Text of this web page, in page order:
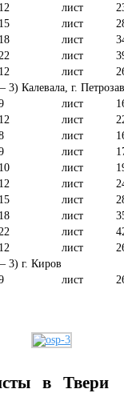
12
лист
15
лист
18
лист
22
лист
12 лист
Калевала, г.
лист
12
лист
лист
лист
10
лист
12
лист
15
лист
18
лист
22
лист
12 лист
3) г. Киров
лист
в Твери